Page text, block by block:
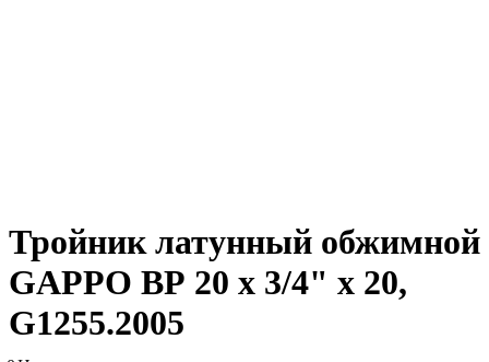
Тройник латунный обжимной
GAPPO ВР 20 х 3/4" х 20,
G1255.2005